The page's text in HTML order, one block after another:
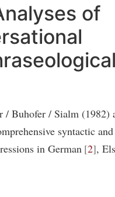
of
Buhofer / Sialm (1982)
syntactic
in German 2 ,